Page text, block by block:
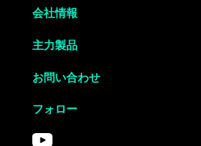
会社情報
主力製品
お問い合わせ
フォロー